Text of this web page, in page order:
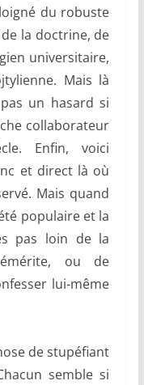
du robuste
de la doctrine, de
universitaire,
Mais là
un hasard si
collaborateur
Enfin, voici
et direct là où
Mais quand
populaire et la
pas loin de la
ou de
lui-même
de stupéfiant
semble si